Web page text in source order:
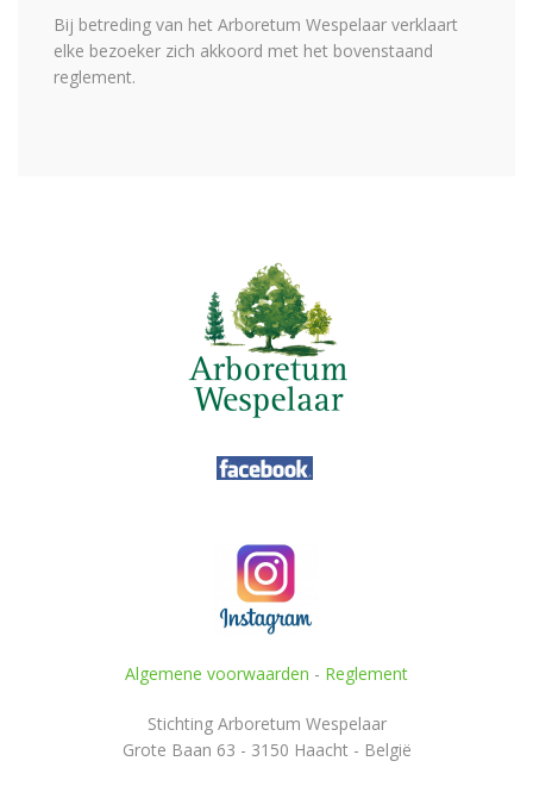
Bij betreding van het Arboretum Wespelaar verklaart
elke bezoeker zich akkoord met het bovenstaand
reglement.
Algemene voorwaarden - Reglement
Stichting Arboretum Wespelaar
Grote Baan 63 - 3150 Haacht - België